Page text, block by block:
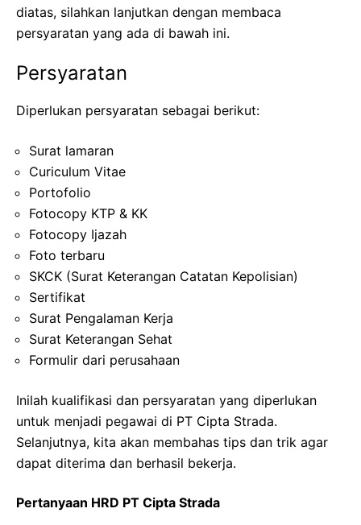
diatas, silahkan lanjutkan dengan membaca
persyaratan yang ada di bawah ini.
Persyaratan
Diperlukan persyaratan sebagai berikut:
Surat lamaran
Curiculum Vitae
Portofolio
Fotocopy KTP & KK
Fotocopy Ijazah
Foto terbaru
SKCK (Surat Keterangan Catatan Kepolisian)
Sertifikat
Surat Pengalaman Kerja
Surat Keterangan Sehat
Formulir dari perusahaan
Inilah kualifikasi dan persyaratan yang diperlukan
untuk menjadi pegawai di PT Cipta Strada.
Selanjutnya, kita akan membahas tips dan trik agar
dapat diterima dan berhasil bekerja.
Pertanyaan HRD PT Cipta Strada